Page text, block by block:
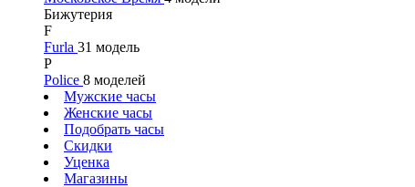
Бижутерия
F
Furla 31 модель
P
Police 8 моделей
Мужские часы
Женские часы
Подобрать часы
Скидки
Уценка
Магазины